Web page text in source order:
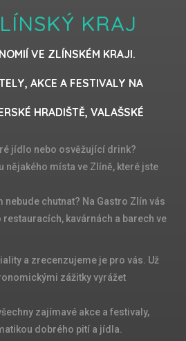
KRAJ
VE ZLÍNSKÉM KRAJI.
AKCE A FESTIVALY NA
HRADIŠTĚ, VALAŠSKÉ
jídlo nebo osvěžující drink?
nějakého místa ve Zlíně, které jste
nebude chutnat? Na Gastro Zlín vás
kavárnách a barech ve
a zrecenzujeme je pro vás. Už
zážitky vyrážet
zajímavé akce a festivaly,
dobrého pití a jídla.